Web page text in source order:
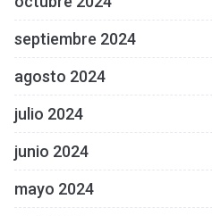
septiembre 2024
agosto 2024
julio 2024
junio 2024
mayo 2024